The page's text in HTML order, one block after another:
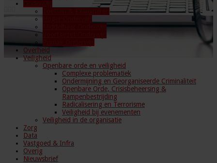
Overheid
Veiligheid
Openbare orde en veiligheid
Complexe problematiek
Ondermijning en Georganiseerde Criminaliteit
Openbare Orde, Crisisbeheersing &
Rampenbestrijding
Radicalisering en Terrorisme
Veiligheid bij evenementen
Veiligheid in de organisatie
Zorg
Data
Vastgoed & Infra
Overig
Nieuwsbrief